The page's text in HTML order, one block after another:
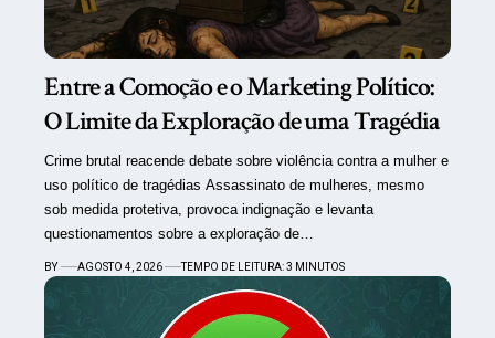
Entre a Comoção e o Marketing Político:
O Limite da Exploração de uma Tragédia
Crime brutal reacende debate sobre violência contra a mulher e
uso político de tragédias Assassinato de mulheres, mesmo
sob medida protetiva, provoca indignação e levanta
questionamentos sobre a exploração de…
BY AGOSTO 4, 2026 TEMPO DE LEITURA: 3 MINUTOS